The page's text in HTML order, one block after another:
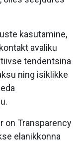
kasutamine,
avaliku
tendentsina
ning isiklikke
on Transparency
elanikkonna